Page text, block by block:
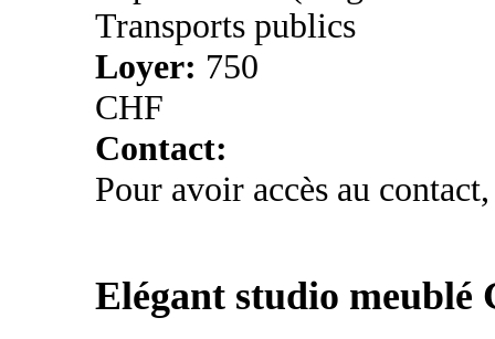
Transports publics
Loyer: 750
CHF
Contact:
Pour avoir accès au
Elégant studio meublé